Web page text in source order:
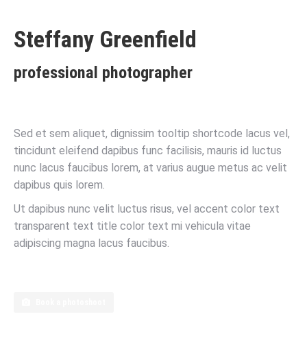
Steffany Greenfield
professional photographer
Sed et sem aliquet, dignissim tooltip shortcode lacus vel,
tincidunt eleifend dapibus func facilisis, mauris id luctus
nunc lacus faucibus lorem, at varius augue metus ac velit
dapibus quis lorem.
Ut dapibus nunc velit luctus risus, vel accent color text
transparent text title color text mi vehicula vitae
adipiscing magna lacus faucibus.